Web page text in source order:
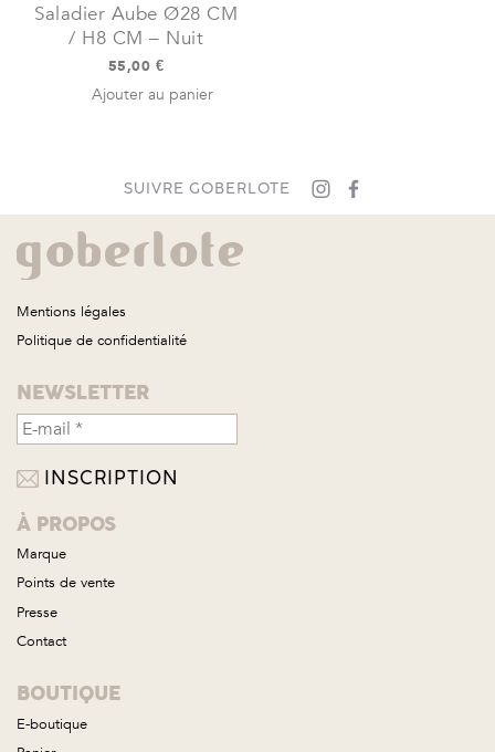
Saladier Aube Ø28 CM
/ H8 CM – Nuit
55,00 €
Ajouter au panier
SUIVRE GOBERLOTE
Mentions légales
Politique de confidentialité
NEWSLETTER
À PROPOS
Marque
Points de vente
Presse
Contact
BOUTIQUE
E-boutique